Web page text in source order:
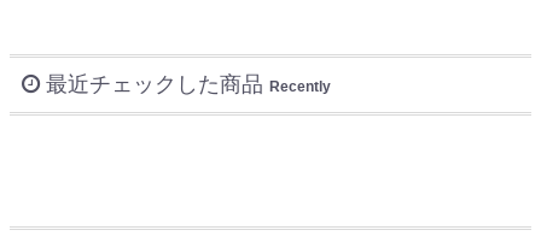
最近チェックした商品 Recently